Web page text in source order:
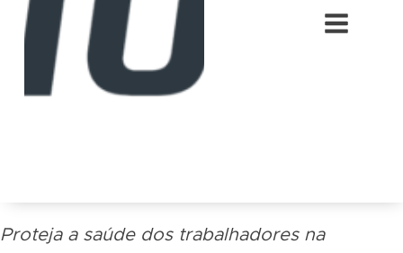
Proteja a saúde dos trabalhadores na